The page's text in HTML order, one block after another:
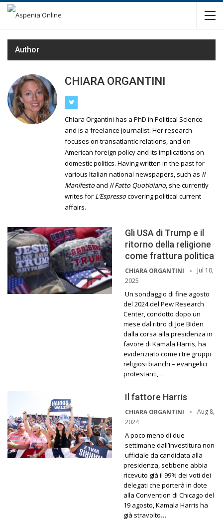
Author
CHIARA ORGANTINI
Chiara Organtini has a PhD in Political Science
and is a freelance journalist. Her research
focuses on transatlantic relations, and on
American foreign policy and its implications on
domestic politics. Having written in the past for
various Italian national newspapers, such as Il
Manifestoand Il Fatto Quotidiano, she currently
writes for L’Espressocovering political current
affairs.
Gli USA di Trump e il
ritorno della religione
come frattura politica
CHIARA ORGANTINI
Jul 10,
2025
Un sondaggio di fine agosto
del 2024 del Pew Research
Center, condotto dopo un
mese dal ritiro di Joe Biden
dalla corsa alla presidenza in
favore di Kamala Harris, ha
evidenziato come i tre gruppi
religiosi bianchi – evangelici
protestanti,…
Il fattore Harris
CHIARA ORGANTINI
Aug 8,
2024
A poco meno di due
settimane dall’investitura non
ufficiale da candidata alla
presidenza, sebbene abbia
ricevuto già il 99% dei voti dei
delegati che porterà in dote
alla Convention di Chicago del
19 agosto, Kamala Harris ha
già stravolto…